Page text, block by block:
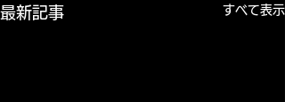
最新記事 すべて表示